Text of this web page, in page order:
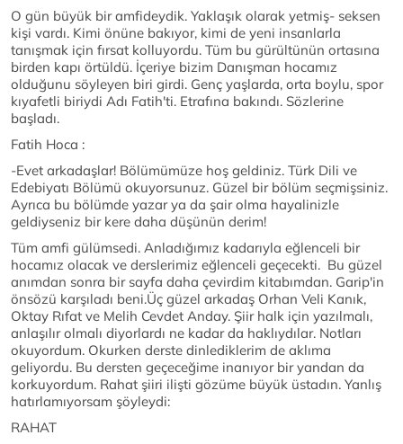
O gün büyük bir amfideydik. Yaklaşık olarak yetmiş- seksen
kişi vardı. Kimi önüne bakıyor, kimi de yeni insanlarla
tanışmak için fırsat kolluyordu. Tüm bu gürültünün ortasına
birden kapı örtüldü. İçeriye bizim Danışman hocamız
olduğunu söyleyen biri girdi. Genç yaşlarda, orta boylu, spor
kıyafetli biriydi Adı Fatih'ti. Etrafına bakındı. Sözlerine
başladı.
Fatih Hoca :
-Evet arkadaşlar! Bölümümüze hoş geldiniz. Türk Dili ve
Edebiyatı Bölümü okuyorsunuz. Güzel bir bölüm seçmişsiniz.
Ayrıca bu bölümde yazar ya da şair olma hayalinizle
geldiyseniz bir kere daha düşünün derim!
Tüm amfi gülümsedi. Anladığımız kadarıyla eğlenceli bir
hocamız olacak ve derslerimiz eğlenceli geçecekti. Bu güzel
anımdan sonra bir sayfa daha çevirdim kitabımdan. Garip'in
önsözü karşıladı beni.Üç güzel arkadaş Orhan Veli Kanık,
Oktay Rıfat ve Melih Cevdet Anday. Şiir halk için yazılmalı,
anlaşılır olmalı diyorlardı ne kadar da haklıydılar. Notları
okuyordum. Okurken derste dinlediklerim de aklıma
geliyordu. Bu dersten geçeceğime inanıyor bir yandan da
korkuyordum. Rahat şiiri ilişti gözüme büyük üstadın. Yanlış
hatırlamıyorsam şöyleydi:
RAHAT